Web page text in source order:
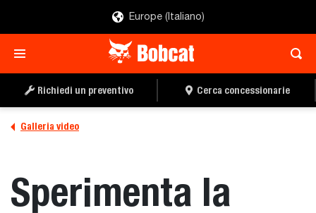
Europe (Italiano)
Richiedi un preventivo Cerca concessionarie
Galleria video
Sperimenta la